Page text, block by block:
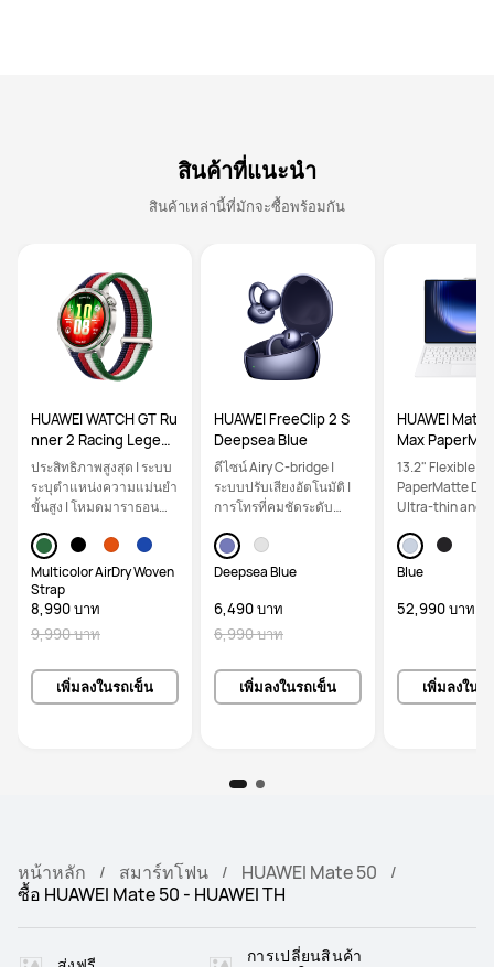
สินค้าที่แนะนำ
สินค้าเหล่านี้ที่มักจะซื้อพร้อมกัน
HUAWEI WATCH GT Ru
nner 2 Racing Legend
Edition
ประสิทธิภาพสูงสุด | ระบบ
ระบุตำแหน่งความแม่นยำ
ขั้นสูง | โหมดมาราธอน
Multicolor AirDry Woven
Strap
8,990 บาท
9,990 บาท
เพิ่มลงในรถเข็น
HUAWEI FreeClip 2 S
Deepsea Blue
ดีไซน์ Airy C-bridge |
ระบบปรับเสียงอัตโนมัติ |
การโทรที่คมชัดระดับ
Deepsea Blue
6,490 บาท
6,990 บาท
เพิ่มลงในรถเข็น
HUAWEI
Max
on WiFi
lue inbox
13.2" Flexible
PaperMatte
Ultra-thin and
Blue
52,990 บาท
เพิ่มลงในร
หน้าหลัก สมาร์ทโฟน
HUAWEI Mate 50
ซื้อ HUAWEI Mate 50 - HUAWEI TH
การเปลี่ยนสินค้า